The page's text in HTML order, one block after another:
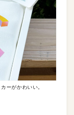
ーがかわいい。